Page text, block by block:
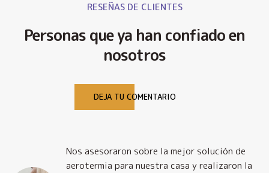
RESEÑAS DE CLIENTES
Personas que ya han confiado en
nosotros
DEJA TU COMENTARIO
Nos asesoraron sobre la mejor solución de
aerotermia para nuestra casa y realizaron la